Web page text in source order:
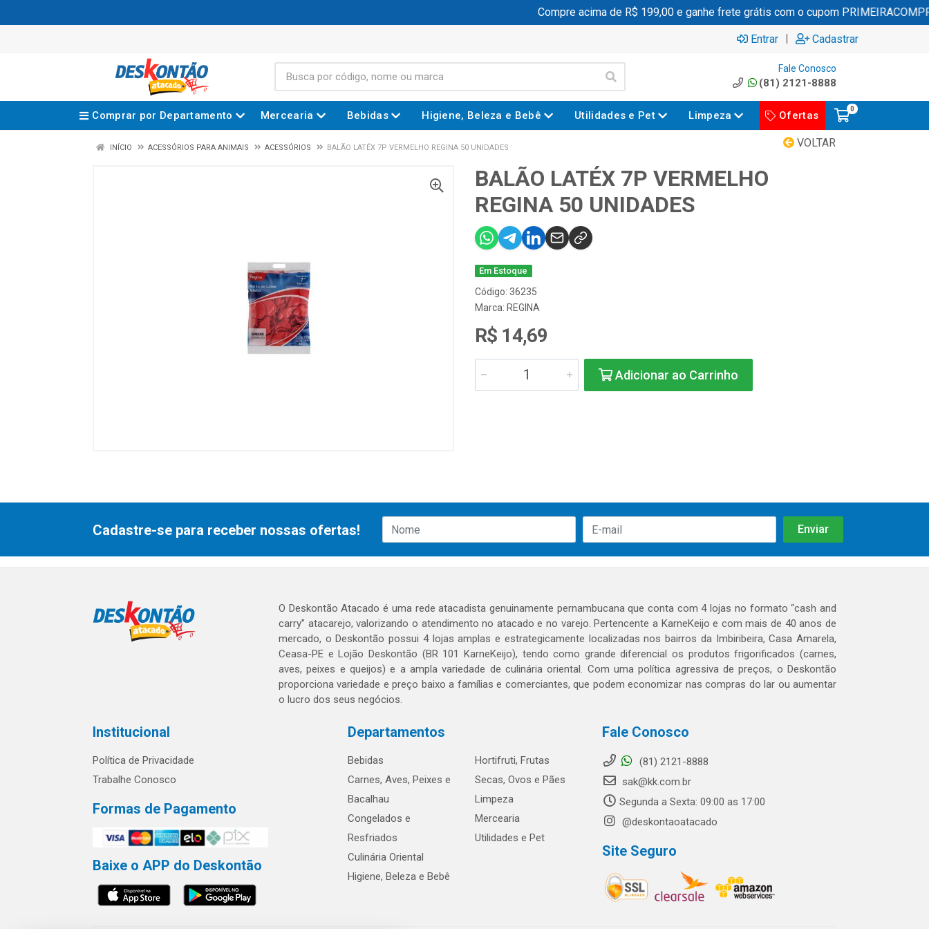
Compre acima de R$ 199,00 e ganhe frete grátis com o cupom PRIMEIRACOMPRA
Entrar | Cadastrar
Fale Conosco
(81) 2121-8888
Comprar por Departamento Mercearia Bebidas Higiene, Beleza e Bebê Utilidades e Pet Limpeza Ofertas
0
VOLTAR
INÍCIO ACESSÓRIOS PARA ANIMAIS ACESSÓRIOS BALÃO LATÉX 7P VERMELHO REGINA 50 UNIDADES
BALÃO LATÉX 7P VERMELHO
REGINA 50 UNIDADES
Em Estoque
Código: 36235
Marca: REGINA
R$ 14,69
Adicionar ao Carrinho
Cadastre-se para receber nossas ofertas!
O Deskontão Atacado é uma rede atacadista genuinamente pernambucana que conta com 4 lojas no formato “cash and
carry” atacarejo, valorizando o atendimento no atacado e no varejo. Pertencente a KarneKeijo e com mais de 40 anos de
mercado, o Deskontão possui 4 lojas amplas e estrategicamente localizadas nos bairros da Imbiribeira, Casa Amarela,
Ceasa-PE e Lojão Deskontão (BR 101 KarneKeijo), tendo como grande diferencial os produtos frigorificados (carnes,
aves, peixes e queijos) e a ampla variedade de culinária oriental. Com uma política agressiva de preços, o Deskontão
proporciona variedade e preço baixo a famílias e comerciantes, que podem economizar nas compras do lar ou aumentar
o lucro dos seus negócios.
Institucional
Política de Privacidade
Trabalhe Conosco
Formas de Pagamento
Baixe o APP do Deskontão
Departamentos
Bebidas
Carnes, Aves, Peixes e
Bacalhau
Congelados e
Resfriados
Culinária Oriental
Higiene, Beleza e Bebê
Hortifruti, Frutas
Secas, Ovos e Pães
Limpeza
Mercearia
Utilidades e Pet
Fale Conosco
(81) 2121-8888
sak@kk.com.br
Segunda a Sexta: 09:00 as 17:00
@deskontaoatacado
Site Seguro